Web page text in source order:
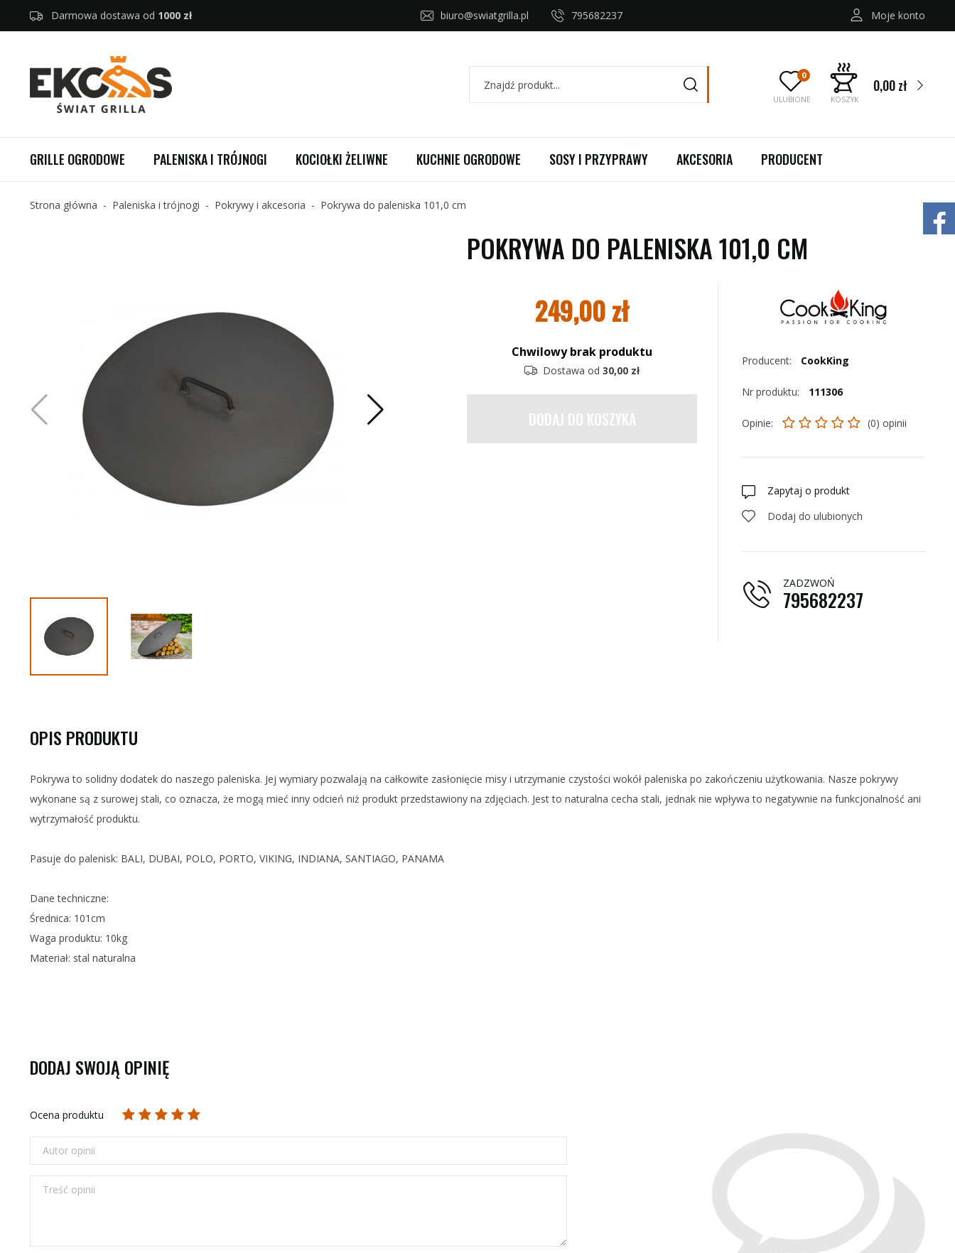
Darmowa dostawa od 1000 zł biuro@swiatgrilla.pl 795682237 Moje konto
KOSZYK
0,00 zł
ULUBIONE
GRILLE OGRODOWE PALENISKA I TRÓJNOGI KOCIOŁKI ŻELIWNE KUCHNIE OGRODOWE SOSY I PRZYPRAWY AKCESORIA PRODUCENT
Strona główna Paleniska i trójnogi Pokrywy i akcesoria Pokrywa do paleniska 101,0 cm
POKRYWA DO PALENISKA 101,0 CM
249,00zł
Chwilowy brak produktu
Dostawa od 30,00 zł
DODAJ DO KOSZYKA
Producent: CookKing
Nr produktu: 111306
Opinie: (0) opinii
Zapytaj o produkt
Dodaj do ulubionych
ZADZWOŃ
795682237
OPIS PRODUKTU
Pokrywa to solidny dodatek do naszego paleniska. Jej wymiary pozwalają na całkowite zasłonięcie misy i utrzymanie czystości wokół paleniska po zakończeniu użytkowania. Nasze pokrywy
wykonane są z surowej stali, co oznacza, że mogą mieć inny odcień niż produkt przedstawiony na zdjęciach. Jest to naturalna cecha stali, jednak nie wpływa to negatywnie na funkcjonalność ani
wytrzymałość produktu.
Pasuje do palenisk: BALI, DUBAI, POLO, PORTO, VIKING, INDIANA, SANTIAGO, PANAMA
Dane techniczne:
Średnica: 101cm
Waga produktu: 10kg
Materiał: stal naturalna
DODAJ SWOJĄ OPINIĘ
Ocena produktu
Autor opinii
Treść opinii